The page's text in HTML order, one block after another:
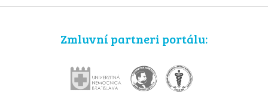
Zmluvní partneri portálu: